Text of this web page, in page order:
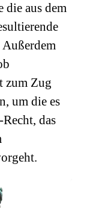
die aus dem
zum Zug
um die es
das